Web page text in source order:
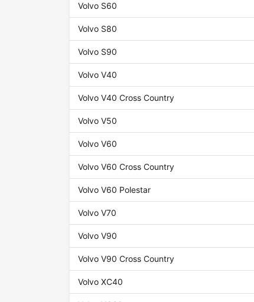
Volvo S60
Volvo S80
Volvo S90
Volvo V40
Volvo V40 Cross Country
Volvo V50
Volvo V60
Volvo V60 Cross Country
Volvo V60 Polestar
Volvo V70
Volvo V90
Volvo V90 Cross Country
Volvo XC40